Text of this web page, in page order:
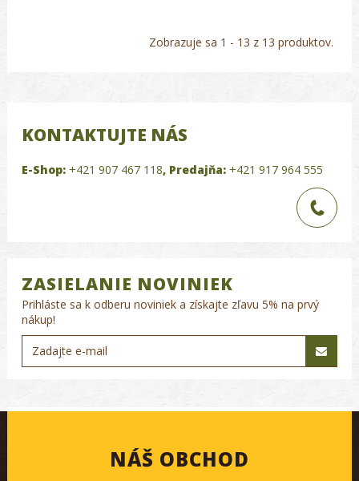
Zobrazuje sa 1 - 13 z 13 produktov.
KONTAKTUJTE NÁS
E-Shop: +421 907 467 118, Predajňa: +421 917 964 555
ZASIELANIE NOVINIEK
Prihláste sa k odberu noviniek a získajte zľavu 5% na prvý
nákup!
NÁŠ OBCHOD